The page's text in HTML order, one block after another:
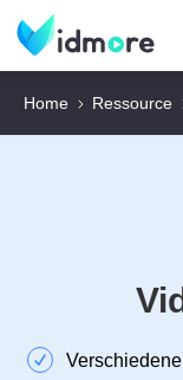
Home Ressource